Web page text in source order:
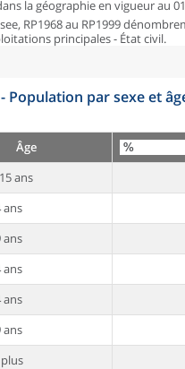
la géographie en vigueur au
RP1968 au RP1999
principales - État civil.
- Population par sexe et
Âge
ans
ans
ans
ans
ans
ans